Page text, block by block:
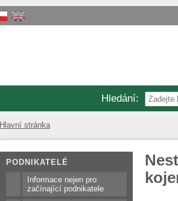
Hledání:
Hlavní stránka
PODNIKATELÉ
Informace nejen pro
začínající podnikatele